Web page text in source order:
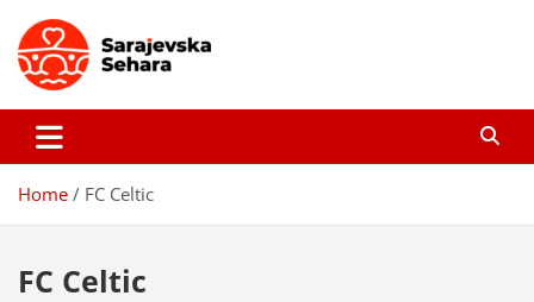
content
Sarajevska sehara
Home FC Celtic
FC Celtic